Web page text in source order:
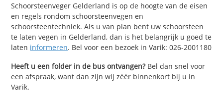
Schoorsteenveger Gelderland is op de hoogte van de eisen
en regels rondom schoorsteenvegen en
schoorsteentechniek. Als u van plan bent uw schoorsteen
te laten vegen in Gelderland, dan is het belangrijk u goed te
laten informeren. Bel voor een bezoek in Varik: 026-2001180
Heeft u een folder in de bus ontvangen?Bel dan snel voor
een afspraak, want dan zijn wij zéér binnenkort bij u in
Varik.